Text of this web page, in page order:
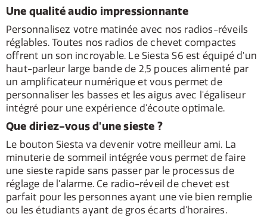
Une qualité audio impressionnante
Personnalisez votre matinée avec nos radios-réveils
réglables. Toutes nos radios de chevet compactes
offrent un son incroyable. Le Siesta S6 est équipé d'un
haut-parleur large bande de 2,5 pouces alimenté par
un amplificateur numérique et vous permet de
personnaliser les basses et les aigus avec l'égaliseur
intégré pour une expérience d'écoute optimale.
Que diriez-vous d'une sieste ?
Le bouton Siesta va devenir votre meilleur ami. La
minuterie de sommeil intégrée vous permet de faire
une sieste rapide sans passer par le processus de
réglage de l'alarme. Ce radio-réveil de chevet est
parfait pour les personnes ayant une vie bien remplie
ou les étudiants ayant de gros écarts d'horaires.